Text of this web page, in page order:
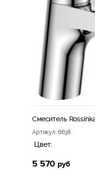
Смеситель
Артикул: 6638
Цвет:
5 570 руб